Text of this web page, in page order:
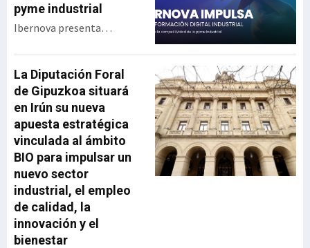
pyme industrial
Ibernova presenta
programa de apoyo a la
transformación digital
industrial diseñado para
acercar tecnología real a
las pymes con menor
capacidad de inversión y
acompañarlas en un
proceso de digitalización
progresivo, accesible y
sostenible. La iniciativa se
articula sobre soluciones
propias del Grupo
Ibernova y contempla
La Diputación Foral
de Gipuzkoa situará
en Irún su nueva
apuesta estratégica
vinculada al ámbito
BIO para impulsar un
nuevo sector
industrial, el empleo
de calidad, la
innovación y el
bienestar